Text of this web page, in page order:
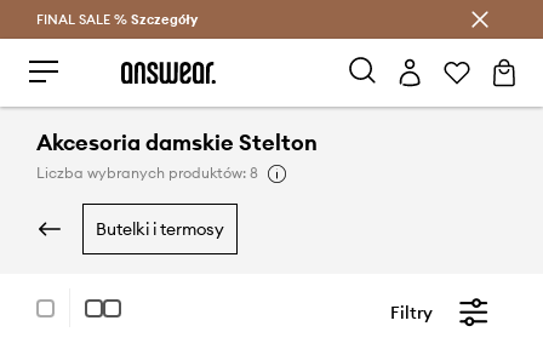
Oszczędzaj z Answear Club >
FINAL SALE % Szczegóły
Akcesoria damskie Stelton
Liczba wybranych produktów: 8
butelki i termosy
Filtry